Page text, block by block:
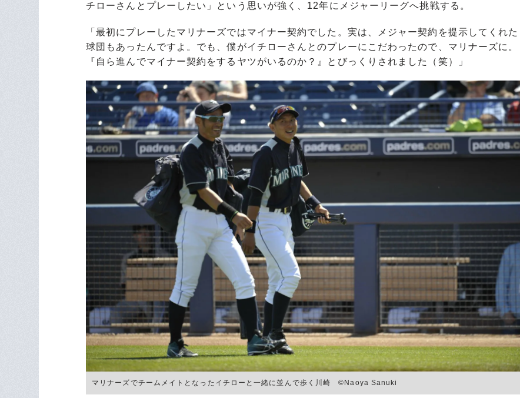
チローさんとプレーしたい」という思いが強く、12年にメジャーリーグへ挑戦する。
「最初にプレーしたマリナーズではマイナー契約でした。実は、メジャー契約を提示してくれた
球団もあったんですよ。でも、僕がイチローさんとのプレーにこだわったので、マリナーズに。
『自ら進んでマイナー契約をするヤツがいるのか？』とびっくりされました（笑）」
マリナーズでチームメイトとなったイチローと一緒に並んで歩く川崎 ©︎Naoya Sanuki